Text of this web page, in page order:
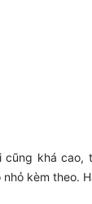
khá cao,
kèm theo.